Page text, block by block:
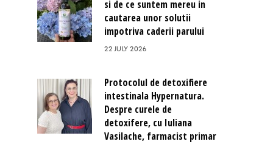
si de ce suntem mereu in
cautarea unor solutii
impotriva caderii parului
22 JULY 2026
Protocolul de detoxifiere
intestinala Hypernatura.
Despre curele de
detoxifere, cu Iuliana
Vasilache, farmacist primar